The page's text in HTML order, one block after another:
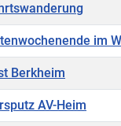
im
Berkheim
AV-Heim